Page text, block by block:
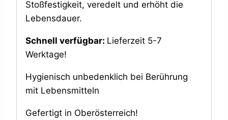
Stoßfestigkeit, veredelt und erhöht die
Lebensdauer.
Schnell verfügbar: Lieferzeit 5-7
Werktage!
Hygienisch unbedenklich bei Berührung
mit Lebensmitteln
Gefertigt in Oberösterreich!